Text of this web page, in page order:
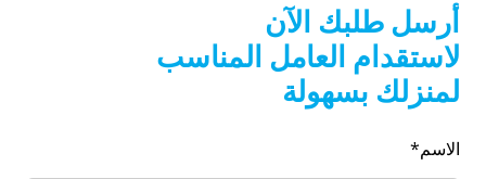
أرسل طلبك الآن
لاستقدام العامل المناسب
لمنزلك بسهولة
الاسم*